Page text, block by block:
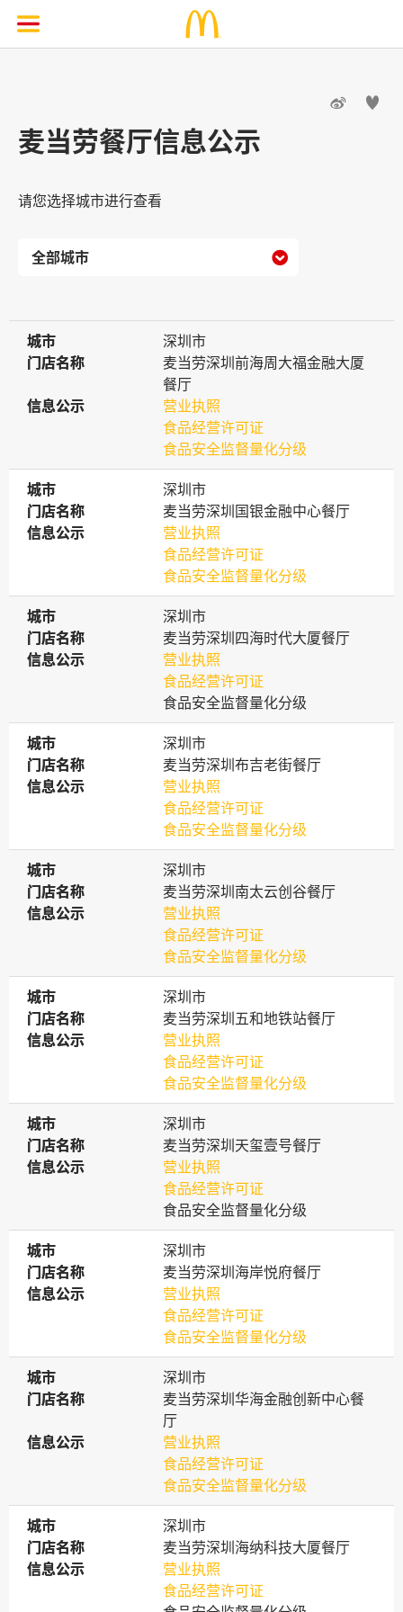
 
麦当劳餐厅信息公示
请您选择城市进行查看

城市
城市
深圳市
门店名称
门店名称
麦当劳深圳前海周大福金融大厦
餐厅
信息公示
信息公示
营业执照
食品经营许可证
食品安全监督量化分级
城市
城市
深圳市
门店名称
门店名称
麦当劳深圳国银金融中心餐厅
信息公示
信息公示
营业执照
食品经营许可证
食品安全监督量化分级
城市
城市
深圳市
门店名称
门店名称
麦当劳深圳四海时代大厦餐厅
信息公示
信息公示
营业执照
食品经营许可证
食品安全监督量化分级
城市
城市
深圳市
门店名称
门店名称
麦当劳深圳布吉老街餐厅
信息公示
信息公示
营业执照
食品经营许可证
食品安全监督量化分级
城市
城市
深圳市
门店名称
门店名称
麦当劳深圳南太云创谷餐厅
信息公示
信息公示
营业执照
食品经营许可证
食品安全监督量化分级
城市
城市
深圳市
门店名称
门店名称
麦当劳深圳五和地铁站餐厅
信息公示
信息公示
营业执照
食品经营许可证
食品安全监督量化分级
城市
城市
深圳市
门店名称
门店名称
麦当劳深圳天玺壹号餐厅
信息公示
信息公示
营业执照
食品经营许可证
食品安全监督量化分级
城市
城市
深圳市
门店名称
门店名称
麦当劳深圳海岸悦府餐厅
信息公示
信息公示
营业执照
食品经营许可证
食品安全监督量化分级
城市
城市
深圳市
门店名称
门店名称
麦当劳深圳华海金融创新中心餐
厅
信息公示
信息公示
营业执照
食品经营许可证
食品安全监督量化分级
城市
城市
深圳市
门店名称
门店名称
麦当劳深圳海纳科技大厦餐厅
信息公示
信息公示
营业执照
食品经营许可证